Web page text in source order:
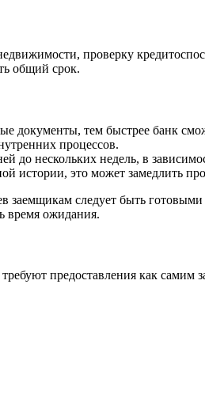
проверку
общий срок.
документы, тем быстрее банк
процессов.
до нескольких недель, в
истории, это может замедлить
следует быть
время ожидания.
предоставления как